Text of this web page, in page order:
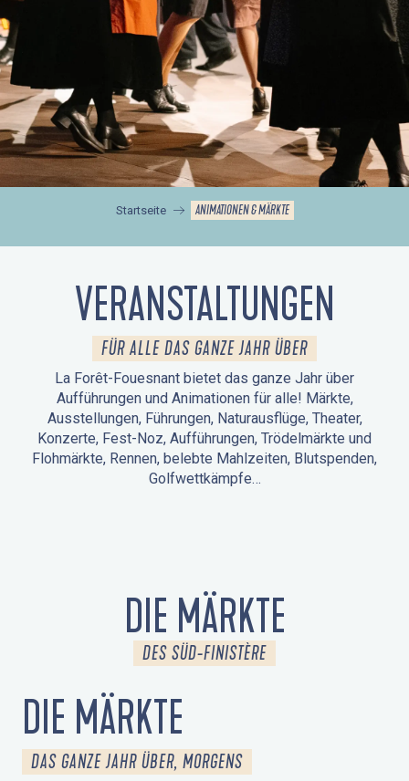
Startseite ANIMATIONEN & MÄRKTE
VERANSTALTUNGEN
FÜR ALLE DAS GANZE JAHR ÜBER
La Forêt-Fouesnant bietet das ganze Jahr über
Aufführungen und Animationen für alle! Märkte,
Ausstellungen, Führungen, Naturausflüge, Theater,
Konzerte, Fest-Noz, Aufführungen, Trödelmärkte und
Flohmärkte, Rennen, belebte Mahlzeiten, Blutspenden,
Golfwettkämpfe…
DIE MÄRKTE
DES SÜD-FINISTÈRE
DIE MÄRKTE
DAS GANZE JAHR ÜBER, MORGENS